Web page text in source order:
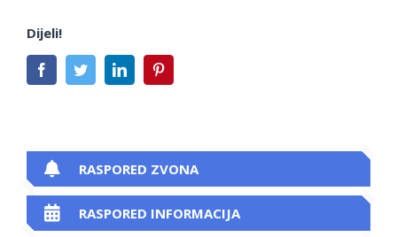
Dijeli!
FacebookTwitterLinkedIn
RASPORED ZVONA
RASPORED INFORMACIJA